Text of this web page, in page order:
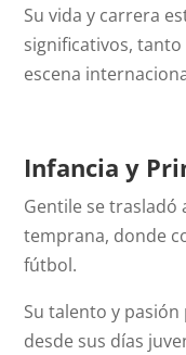
Su vida y carrera
significativos,
escena
Infancia y
Gentile se trasladó
temprana, donde
fútbol.
Su talento y
desde sus días